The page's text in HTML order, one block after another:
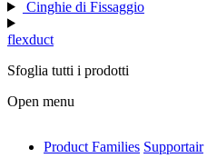
Cinghie di Fissaggio
flexduct
Sfoglia tutti i prodotti
Open menu
antivib
Product Families Supportair